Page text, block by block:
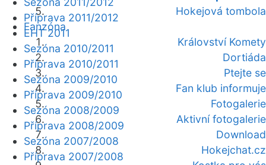
Hokejová tombola
Fanzóna
Království Komety
Dortiáda
Ptejte se
Fan klub informuje
Fotogalerie
Aktivní fotogalerie
Download
Hokejchat.cz
Příprava 2011/2012
EHT 2011
Sezóna 2010/2011
Příprava 2010/2011
Sezóna 2009/2010
Příprava 2009/2010
Sezóna 2008/2009
Příprava 2008/2009
Sezóna 2007/2008
Příprava 2007/2008